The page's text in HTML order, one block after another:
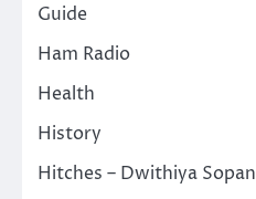
Guide
Ham Radio
Health
History
Hitches – Dwithiya Sopan